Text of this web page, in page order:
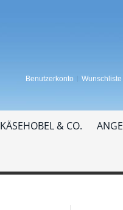
Benutzerkonto Wunschliste
KÄSEHOBEL & CO.